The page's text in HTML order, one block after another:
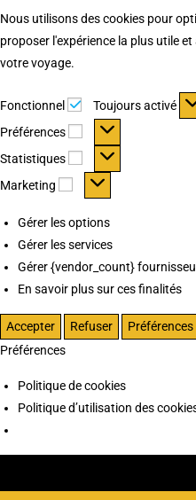
Nous utilisons des cookies pour
proposer l'expérience la plus utile
votre voyage.
Fonctionnel Fonctionnel
Toujours activé
Préférences
Préférences
Statistiques Statistiques
Marketing Marketing
Gérer les options
Gérer les services
Gérer {vendor_count}
En savoir plus sur ces finalités
Accepter Refuser Préférences
Préférences
Politique de cookies
Politique d’utilisation des